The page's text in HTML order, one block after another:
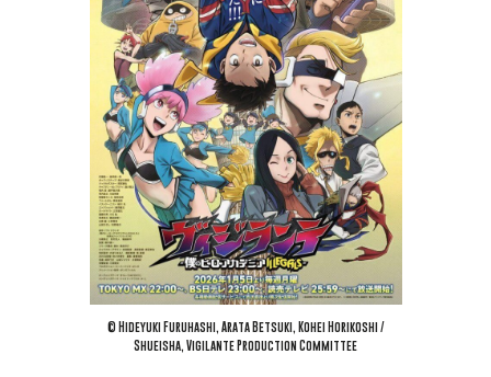
© Hideyuki Furuhashi, Arata Betsuki, Kohei Horikoshi /
Shueisha, Vigilante Production Committee